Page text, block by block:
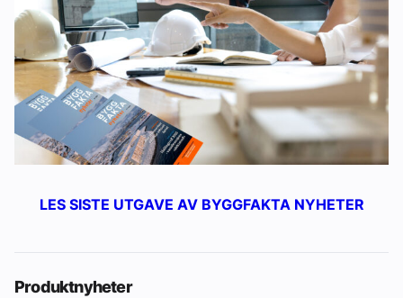
LES SISTE UTGAVE AV BYGGFAKTA NYHETER
Produktnyheter